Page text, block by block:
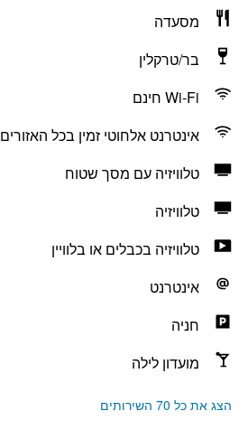
מסעדה
בר/טרקלין
Wi-Fi חינם
אינטרנט אלחוטי זמין בכל האזורים
טלוויזיה עם מסך שטוח
טלוויזיה
טלוויזיה בכבלים או בלוויין
אינטרנט
חניה
מועדון לילה
הצג את כל 70 השירותים